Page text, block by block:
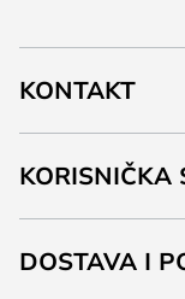
KONTAKT
KORISNIČKA
DOSTAVA I